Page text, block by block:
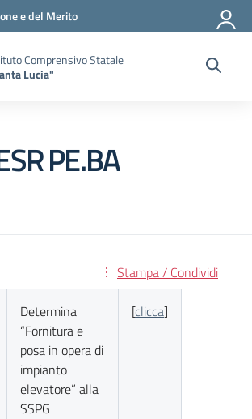
e del Merito
Comprensivo Statale
Lucia"
PE.BA
Stampa / Condividi
Determina
“Fornitura e
posa in opera di
impianto
elevatore” alla
SSPG
[clicca]